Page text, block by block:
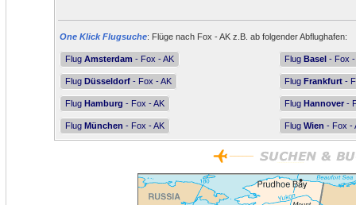
One Klick Flugsuche: Flüge nach Fox - AK z.B. ab folgender Abflughafen:
Flug Amsterdam - Fox - AK Flug Basel - Fox -
Flug Düsseldorf - Fox - AK Flug Frankfurt -
Flug Hamburg - Fox - AK Flug Hannover -
Flug München - Fox - AK Flug Wien - Fox -